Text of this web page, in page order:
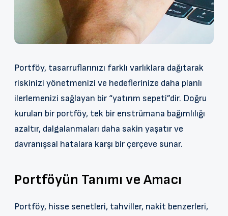
Portföy, tasarruflarınızı farklı varlıklara dağıtarak
riskinizi yönetmenizi ve hedeflerinize daha planlı
ilerlemenizi sağlayan bir “yatırım sepeti”dir. Doğru
kurulan bir portföy, tek bir enstrümana bağımlılığı
azaltır, dalgalanmaları daha sakin yaşatır ve
davranışsal hatalara karşı bir çerçeve sunar.
Portföyün Tanımı ve Amacı
Portföy, hisse senetleri, tahviller, nakit benzerleri,